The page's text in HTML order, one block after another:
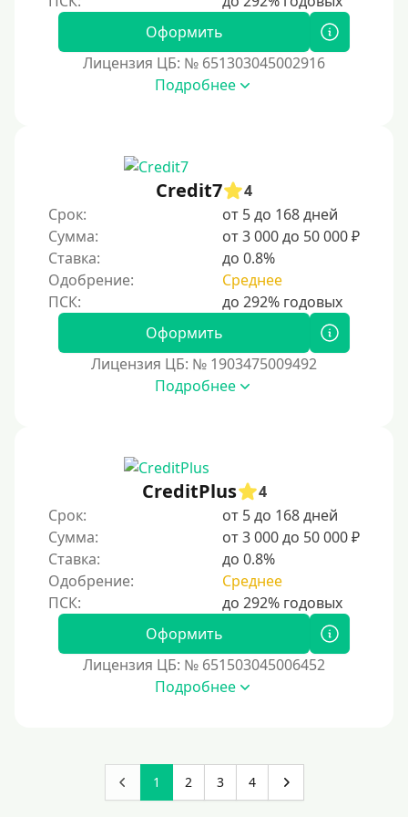
Способы получения
Без активации сервиса
На дом срочно
Не выходя из дома
Без посещения офиса
В офисе
В ломбарде
Роботы займов
Перевод денег на карту через Telegram
Бесплатное использование без списания средств с
На электронный кошелек
На Юмани (ЮMoney)
На Яндекс Деньги
Без привязки карты
Пополнение и управление средствами на Киви-
кошельке
Пополнение Киви-кошелька без СНИЛС
Кошелек Киви с просроченными платежами
Открыть Киви-кошелек можно даже с негативной
кредитной историей. Это электронный кошелек,
который не требует проверки кредитного рейтинга.
Оформить
Лицензия ЦБ: № 651303045002916
Подробнее
Credit7
4
Срок:
от 5 до 168 дней
Сумма:
от 3 000 до 50 000 ₽
Ставка:
до 0.8%
Одобрение:
Среднее
Оформить
Лицензия ЦБ: № 1903475009492
Подробнее
CreditPlus
4
Срок:
от 5 до 168 дней
Сумма:
от 3 000 до 50 000 ₽
Ставка:
до 0.8%
Одобрение:
Среднее
Оформить
Лицензия ЦБ: № 651503045006452
Подробнее
1 2 3 4